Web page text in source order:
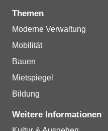
Themen
Moderne Verwaltung
Mobilität
Bauen
Mietspiegel
Bildung
Weitere Informationen